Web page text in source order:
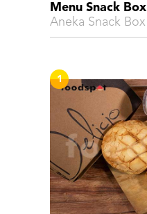
Menu Snack Box
Aneka Snack Box
1